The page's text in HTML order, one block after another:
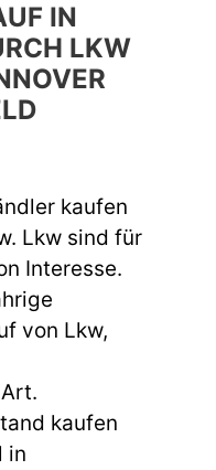
IN
LKW
kaufen
Lkw sind für
Interesse.
von Lkw,
kaufen
in